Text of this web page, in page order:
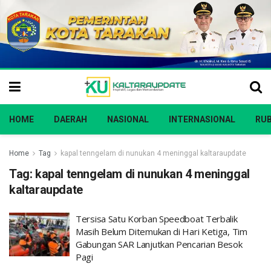
HOME DAERAH NASIONAL INTERNASIONAL
Home Tag kapal tenngelam di nunukan 4 meninggal kaltaraupdate
Tag: kapal tenngelam di nunukan 4 meninggal
kaltaraupdate
Tersisa Satu Korban Speedboat Terbalik
Masih Belum Ditemukan di Hari Ketiga, Tim
Gabungan SAR Lanjutkan Pencarian Besok
Pagi